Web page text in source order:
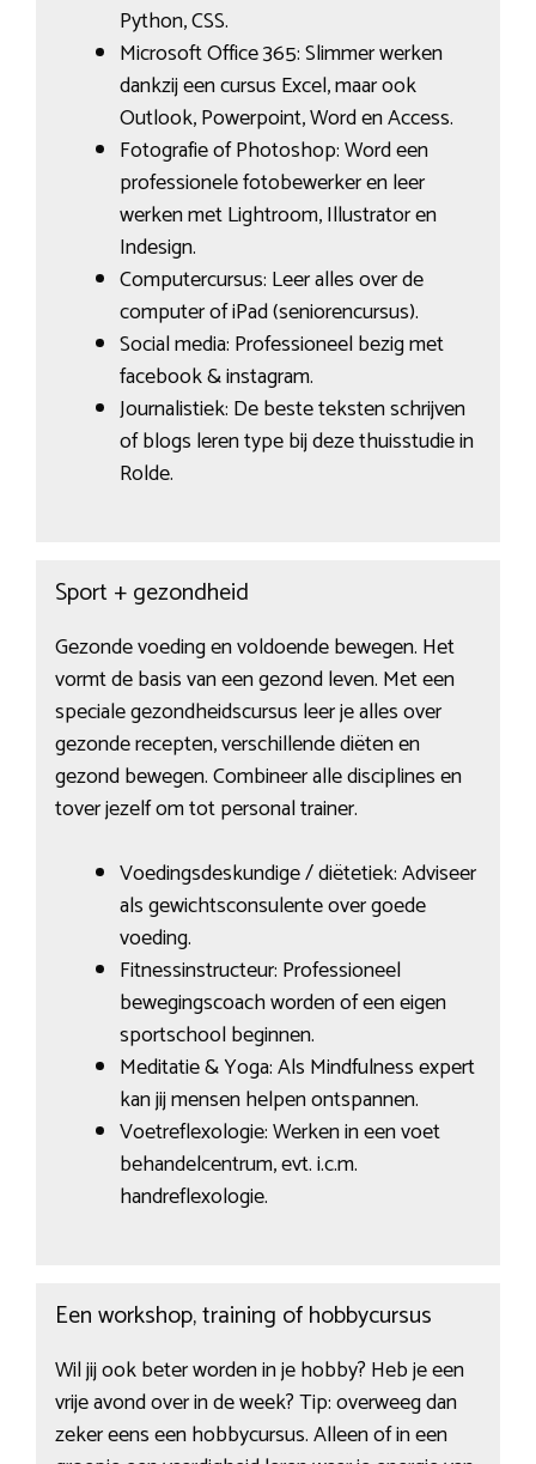
Python, CSS.
Microsoft Office 365: Slimmer werken
dankzij een cursus Excel, maar ook
Outlook, Powerpoint, Word en Access.
Fotografie of Photoshop: Word een
professionele fotobewerker en leer
werken met Lightroom, Illustrator en
Indesign.
Computercursus: Leer alles over de
computer of iPad (seniorencursus).
Social media: Professioneel bezig met
facebook & instagram.
Journalistiek: De beste teksten schrijven
of blogs leren type bij deze thuisstudie in
Rolde.
Sport + gezondheid
Gezonde voeding en voldoende bewegen. Het
vormt de basis van een gezond leven. Met een
speciale gezondheidscursus leer je alles over
gezonde recepten, verschillende diëten en
gezond bewegen. Combineer alle disciplines en
tover jezelf om tot personal trainer.
Voedingsdeskundige / diëtetiek: Adviseer
als gewichtsconsulente over goede
voeding.
Fitnessinstructeur: Professioneel
bewegingscoach worden of een eigen
sportschool beginnen.
Meditatie & Yoga: Als Mindfulness expert
kan jij mensen helpen ontspannen.
Voetreflexologie: Werken in een voet
behandelcentrum, evt. i.c.m.
handreflexologie.
Een workshop, training of hobbycursus
Wil jij ook beter worden in je hobby? Heb je een
vrije avond over in de week? Tip: overweeg dan
zeker eens een hobbycursus. Alleen of in een